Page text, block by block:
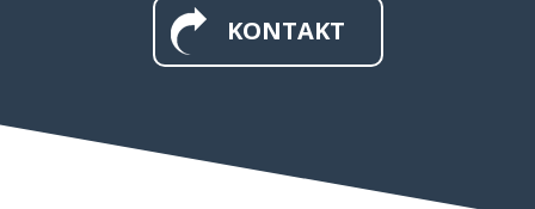
MAPY I APLIKACJE WEB
MAPY HISTORYCZNE
KONTAKT